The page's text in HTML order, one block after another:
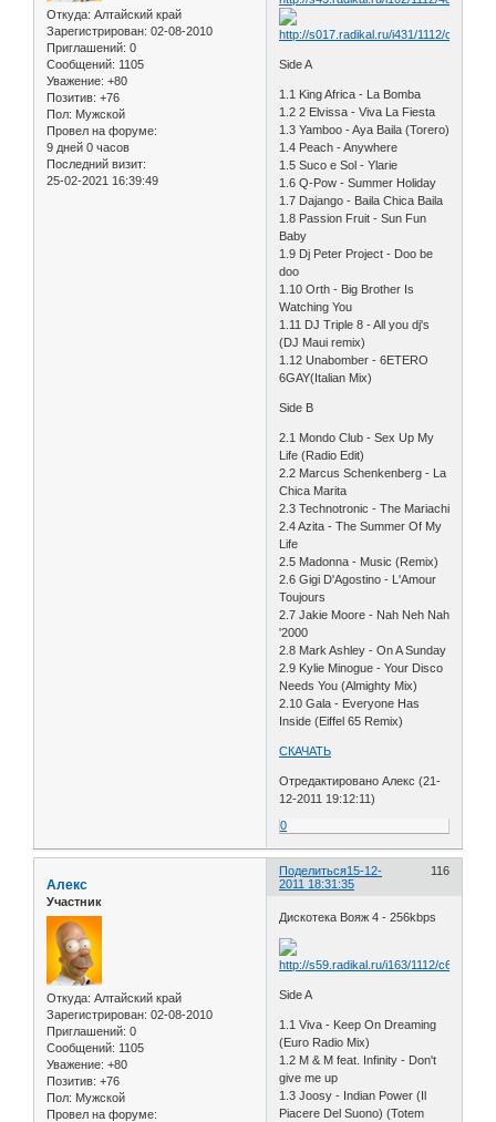
Откуда: Алтайский край
Зарегистрирован: 02-08-2010
Приглашений: 0
Сообщений: 1105
Уважение: +80
Позитив: +76
Пол: Мужской
Провел на форуме:
9 дней 0 часов
Последний визит:
25-02-2021 16:39:49
Side A
1.1 King Africa - La Bomba
1.2 2 Elvissa - Viva La Fiesta
1.3 Yamboo - Aya Baila (Torero)
1.4 Peach - Anywhere
1.5 Suco e Sol - Ylarie
1.6 Q-Pow - Summer Holiday
1.7 Dajango - Baila Chica Baila
1.8 Passion Fruit - Sun Fun
Baby
1.9 Dj Peter Project - Doo be
doo
1.10 Orth - Big Brother Is
Watching You
1.11 DJ Triple 8 - All you dj's
(DJ Maui remix)
1.12 Unabomber - 6ETERO
6GAY(Italian Mix)
Side B
2.1 Mondo Club - Sex Up My
Life (Radio Edit)
2.2 Marcus Schenkenberg - La
Chica Marita
2.3 Technotronic - The Mariachi
2.4 Azita - The Summer Of My
Life
2.5 Madonna - Music (Remix)
2.6 Gigi D'Agostino - L'Amour
Toujours
2.7 Jakie Moore - Nah Neh Nah
'2000
2.8 Mark Ashley - On A Sunday
2.9 Kylie Minogue - Your Disco
Needs You (Almighty Mix)
2.10 Gala - Everyone Has
Inside (Eiffel 65 Remix)
СКАЧАТЬ
Отредактировано Алекс (21-
12-2011 19:12:11)
0
Поделиться 116
15-12-
2011 18:31:35
Алекс
Участник
Откуда: Алтайский край
Зарегистрирован: 02-08-2010
Приглашений: 0
Сообщений: 1105
Уважение: +80
Позитив: +76
Пол: Мужской
Провел на форуме:
Дискотека Вояж 4 - 256kbps
Side A
1.1 Viva - Keep On Dreaming
(Euro Radio Mix)
1.2 M & M feat. Infinity - Don't
give me up
1.3 Joosy - Indian Power (Il
Piacere Del Suono) (Totem